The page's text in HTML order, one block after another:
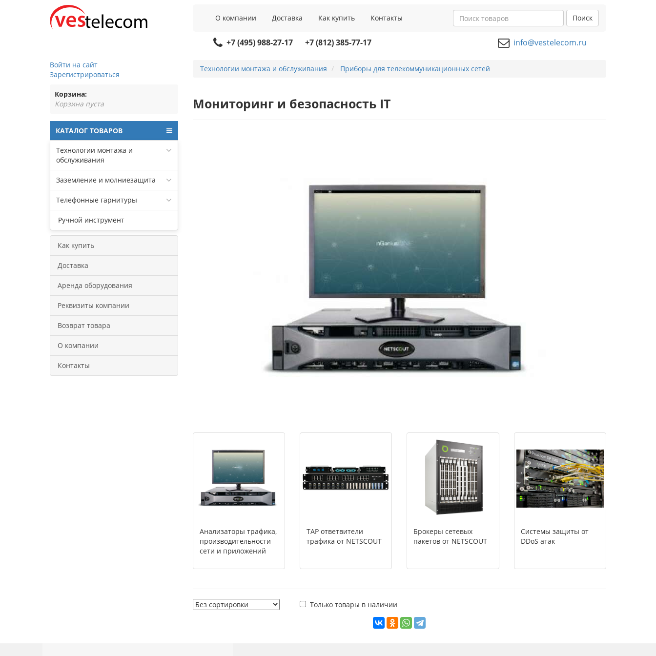
О компании Доставка Как купить Контакты Поиск
+7 (495) 988-27-17 +7 (812) 385-77-17 info@vestelecom.ru
Войти на сайт
Зарегистрироваться
Корзина:
Корзина пуста
КАТАЛОГ ТОВАРОВ
Технологии монтажа и
обслуживания
Заземление и молниезащита
Телефонные гарнитуры
Ручной инструмент
Как купить
Доставка
Аренда оборудования
Реквизиты компании
Возврат товара
О компании
Контакты
Технологии монтажа и обслуживания Приборы для телекоммуникационных сетей
Мониторинг и безопасность IT
Анализаторы трафика,
производительности
сети и приложений
TAP ответвители
трафика от NETSCOUT
Брокеры сетевых
пакетов от NETSCOUT
Системы защиты от
DDoS атак
Только товары в наличии